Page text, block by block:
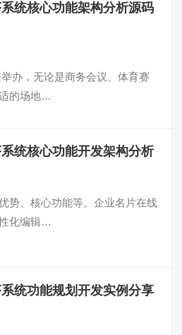
统核心功能架构分析源码
办，无论是商务会议、体育赛
的场地…
统核心功能开发架构分析
势、核心功能等。企业名片在线
化编辑…
统功能规划开发实例分享